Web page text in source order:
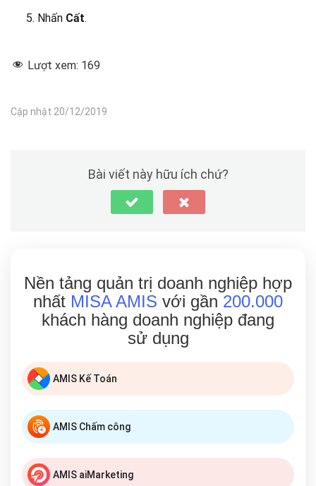
5. Nhấn Cất.
Lượt xem: 169
Cập nhật 20/12/2019
Bài viết này hữu ích chứ?
Nền tảng quản trị doanh nghiệp hợp
nhất MISA AMIS với gần 200.000
khách hàng doanh nghiệp đang
sử dụng
AMIS Kế Toán
AMIS Chấm công
AMIS aiMarketing